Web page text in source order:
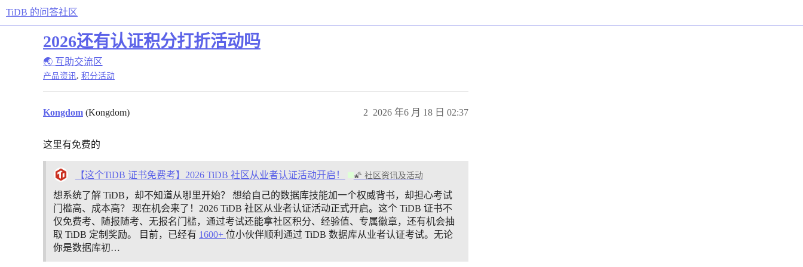
TiDB 的问答社区
2026还有认证积分打折活动吗
🌏 互助交流区
产品资讯, 积分活动
Kongdom (Kongdom) 2026 年6 月 18 日 02:37
2
这里有免费的
【这个TiDB 证书免费考】2026 TiDB 社区从业者认证活动开启！ 🌠 社区资讯及活动
想系统了解 TiDB，却不知道从哪里开始？ 想给自己的数据库技能加一个权威背书，却担心考试
门槛高、成本高？ 现在机会来了！2026 TiDB 社区从业者认证活动正式开启。这个 TiDB 证书不
仅免费考、随报随考、无报名门槛，通过考试还能拿社区积分、经验值、专属徽章，还有机会抽
取 TiDB 定制奖励。 目前，已经有 1600+ 位小伙伴顺利通过 TiDB 数据库从业者认证考试。无论
你是数据库初…